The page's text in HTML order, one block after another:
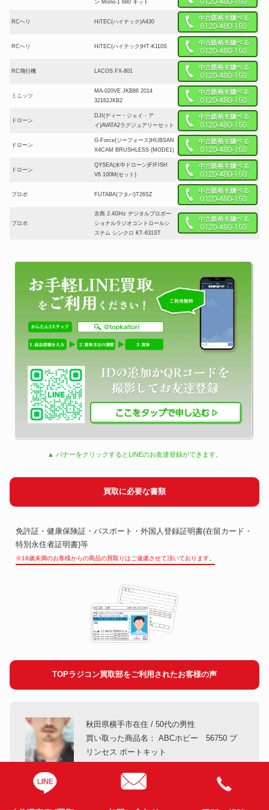
ン Mono-1 680 キット
RCヘリ HiTEC(ハイテック)A430
RCヘリ HiTEC(ハイテック)HT-K110S
RC飛行機 LACOS FX-801
ミニッツ
MA-020VE JKB86 2014
32162JKB2
ドローン
DJI(ディー・ジェイ・ア
イ)AVATA2ラグジュアリーセット
ドローン
G-Force(ジーフォース)HUBSAN
X4CAM BRUSHLESS (MODE1)
ドローン
QYSEA(水中ドローン)FIFISH
V6 100M(セット)
プロポ FUTABA(フタバ)T26SZ
プロポ
京商 2.4GHz デジタルプロポー
ショナルラジオコントロールシ
ステム シンクロ KT-631ST
▲ バナーをクリックするとLINEのお友達登録ができます。
買取に必要な書類
免許証・健康保険証・パスポート・外国人登録証明書(在留カード・
特別永住者証明書)等
※18歳未満のお客様からの商品の買取りはご遠慮させて頂いております。
TOPラジコン買取部をご利用されたお客様の声
秋田県横手市在住 / 50代の男性
買い取った商品名： ABCホビー 56750 プ
リンセス ボートキット
ラジオコントロールボートが欲しくて、このプリンセスを